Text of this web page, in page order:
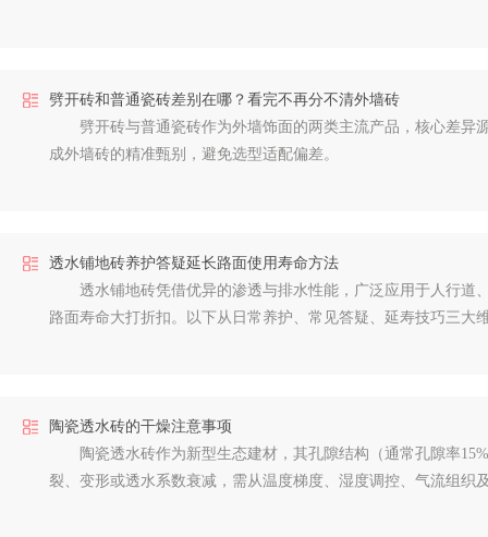
劈开砖和普通瓷砖差别在哪？看完不再分不清外墙砖
劈开砖与普通瓷砖作为外墙饰面的两类主流产品，核心差异
成外墙砖的精准甄别，避免选型适配偏差。
透水铺地砖养护答疑延长路面使用寿命方法
透水铺地砖凭借优异的渗透与排水性能，广泛应用于人行道
路面寿命大打折扣。以下从日常养护、常见答疑、延寿技巧三大
陶瓷透水砖的干燥注意事项
陶瓷透水砖作为新型生态建材，其孔隙结构（通常孔隙率
裂、变形或透水系数衰减，需从温度梯度、湿度调控、气流组织